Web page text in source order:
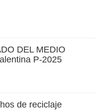
DEL MEDIO
P-2025
de reciclaje